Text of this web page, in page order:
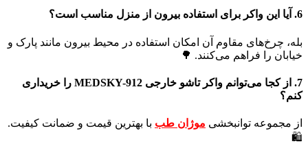
6. آیا این واکر برای استفاده بیرون از منزل مناسب است؟
بله، چرخ‌های مقاوم آن امکان استفاده در محیط بیرون مانند پارک و
خیابان را فراهم می‌کنند. 🌳
7. از کجا می‌توانم واکر تاشو خارجی MEDSKY-912 را خریداری
کنم؟
از مجموعه توانبخشی موژان طب با بهترین قیمت و ضمانت کیفیت.
🛍️